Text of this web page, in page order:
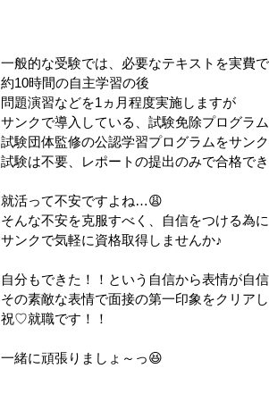
一般的な受験では、必要なテキストを実費
約10時間の自主学習の後
問題演習などを1ヵ月程度実施しますが
サンクで導入している、試験免除プログラ
試験団体監修の公認学習プログラムをサンク
試験は不要、レポートの提出のみで合格で
就活って不安ですよね…😩
そんな不安を克服すべく、自信をつける為に
サンクで気軽に資格取得しませんか♪
自分もできた！！という自信から表情が自
その素敵な表情で面接の第一印象をクリア
祝♡就職です！！
一緒に頑張りましょ～っ😆